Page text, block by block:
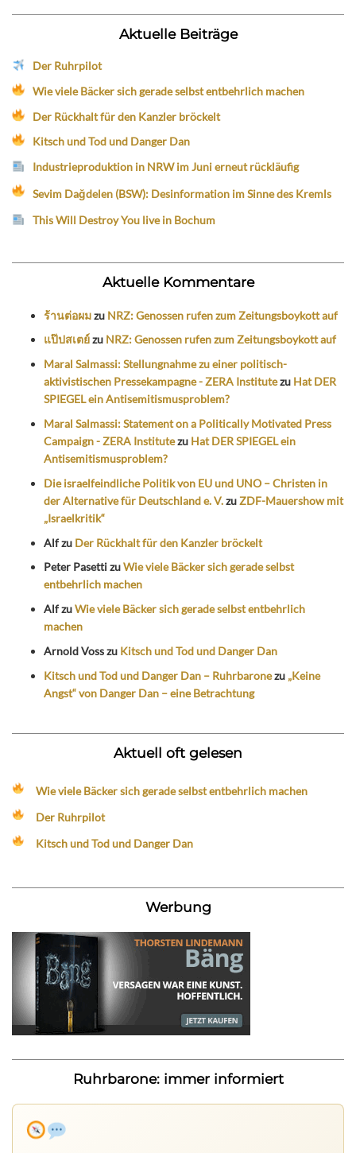
Aktuelle Beiträge
Der Ruhrpilot
Wie viele Bäcker sich gerade selbst entbehrlich machen
Der Rückhalt für den Kanzler bröckelt
Kitsch und Tod und Danger Dan
Industrieproduktion in NRW im Juni erneut rückläufig
Sevim Dağdelen (BSW): Desinformation im Sinne des Kremls
This Will Destroy You live in Bochum
Aktuelle Kommentare
ร้านต่อผมzu NRZ: Genossen rufen zum Zeitungsboykott auf
แป๊ปสเตย์zu NRZ: Genossen rufen zum Zeitungsboykott auf
Maral Salmassi: Stellungnahme zu einer politisch-
aktivistischen Pressekampagne - ZERA Institutezu Hat DER
SPIEGEL ein Antisemitismusproblem?
Maral Salmassi: Statement on a Politically Motivated Press
Campaign - ZERA Institutezu Hat DER SPIEGEL ein
Antisemitismusproblem?
Die israelfeindliche Politik von EU und UNO – Christen in
der Alternative für Deutschland e. V.zuZDF-Mauershow mit
„Israelkritik“
Alfzu Der Rückhalt für den Kanzler bröckelt
Peter PasettizuWie viele Bäcker sich gerade selbst
entbehrlich machen
AlfzuWie viele Bäcker sich gerade selbst entbehrlich
machen
Arnold Vosszu Kitsch und Tod und Danger Dan
Kitsch und Tod und Danger Dan – Ruhrbaronezu „Keine
Angst“ von Danger Dan – eine Betrachtung
Aktuell oft gelesen
Wie viele Bäcker sich gerade selbst entbehrlich machen
Der Ruhrpilot
Kitsch und Tod und Danger Dan
Werbung
Ruhrbarone: immer informiert